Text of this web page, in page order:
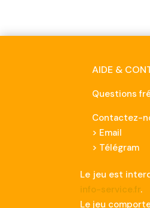
AIDE &
Questions
Contactez-
> Email
> Télégram
Le jeu est
info-service.fr.
Le jeu